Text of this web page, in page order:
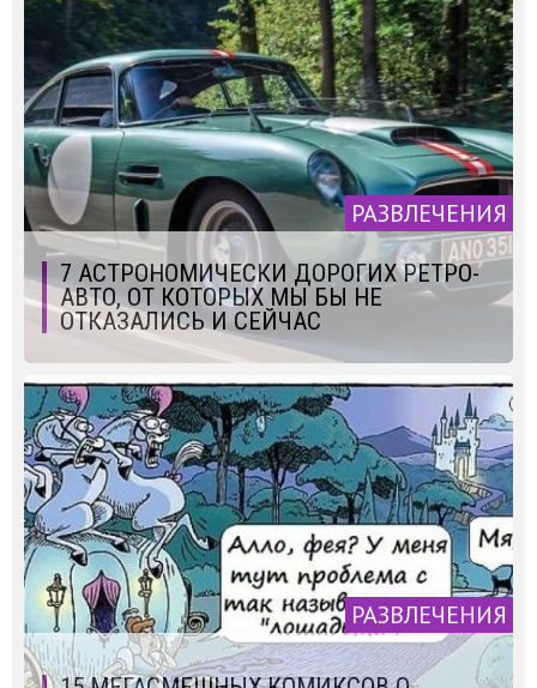
РАЗВЛЕЧЕНИЯ
7 АСТРОНОМИЧЕСКИ ДОРОГИХ РЕТРО-
АВТО, ОТ КОТОРЫХ МЫ БЫ НЕ
ОТКАЗАЛИСЬ И СЕЙЧАС
РАЗВЛЕЧЕНИЯ